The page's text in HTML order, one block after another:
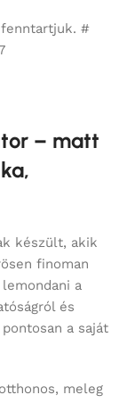
#
– matt
készült, akik
finoman
a
és
a saját
meleg